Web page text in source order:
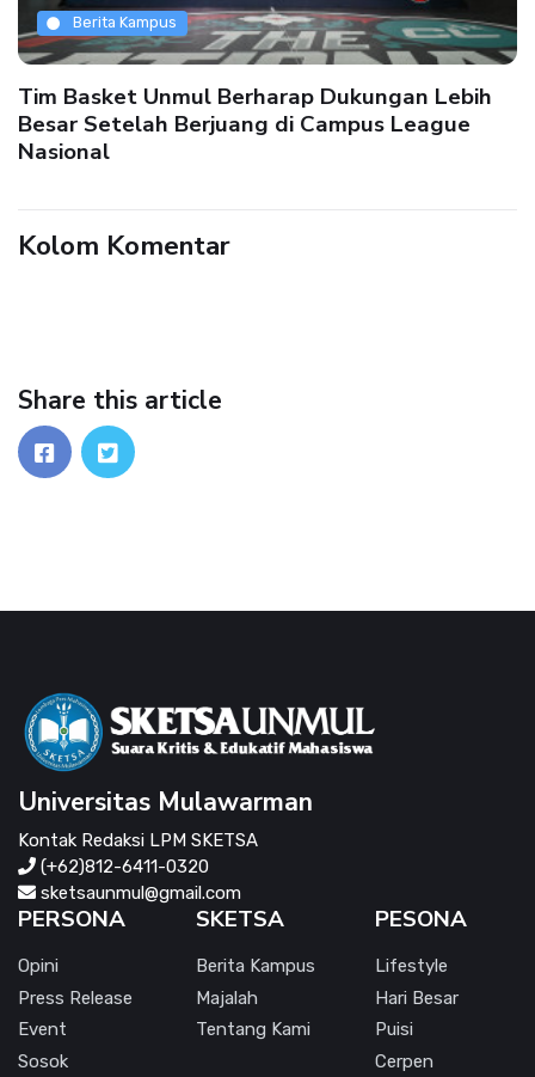
Berita Kampus
Tim Basket Unmul Berharap Dukungan Lebih
Besar Setelah Berjuang di Campus League
Nasional
Kolom Komentar
Share this article
Universitas Mulawarman
Kontak Redaksi LPM SKETSA
(+62)812-6411-0320
sketsaunmul@gmail.com
PERSONA
Opini
Press Release
Event
Sosok
SKETSA
Berita Kampus
Majalah
Tentang Kami
PESONA
Lifestyle
Hari Besar
Puisi
Cerpen